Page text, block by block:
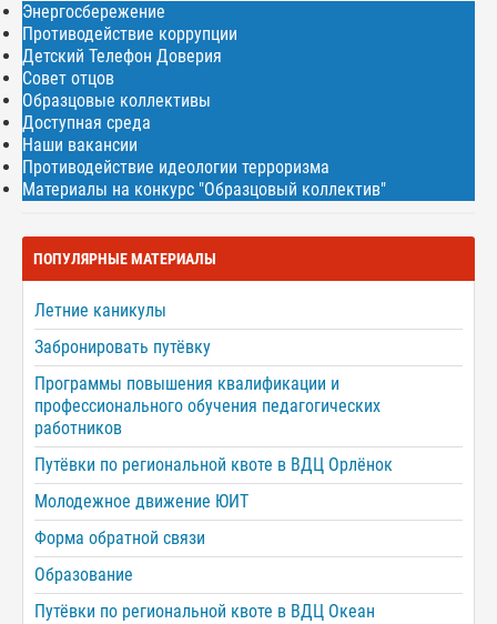
Энергосбережение
Противодействие коррупции
Детский Телефон Доверия
Совет отцов
Образцовые коллективы
Доступная среда
Наши вакансии
Противодействие идеологии терроризма
Материалы на конкурс "Образцовый коллектив"
ПОПУЛЯРНЫЕ МАТЕРИАЛЫ
Летние каникулы
Забронировать путёвку
Программы повышения квалификации и
профессионального обучения педагогических
работников
Путёвки по региональной квоте в ВДЦ Орлёнок
Молодежное движение ЮИТ
Форма обратной связи
Образование
Путёвки по региональной квоте в ВДЦ Океан